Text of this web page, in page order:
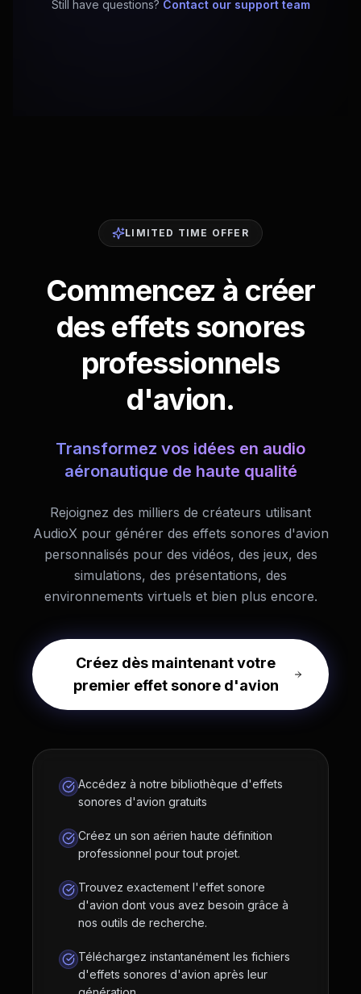
Still have questions? Contact our support team
LIMITED TIME OFFER
Commencez à créer
des effets sonores
professionnels
d'avion.
Transformez vos idées en audio
aéronautique de haute qualité
Rejoignez des milliers de créateurs utilisant
AudioX pour générer des effets sonores d'avion
personnalisés pour des vidéos, des jeux, des
simulations, des présentations, des
environnements virtuels et bien plus encore.
Créez dès maintenant votre
premier effet sonore d'avion
Accédez à notre bibliothèque d'effets
sonores d'avion gratuits
Créez un son aérien haute définition
professionnel pour tout projet.
Trouvez exactement l'effet sonore
d'avion dont vous avez besoin grâce à
nos outils de recherche.
Téléchargez instantanément les fichiers
d'effets sonores d'avion après leur